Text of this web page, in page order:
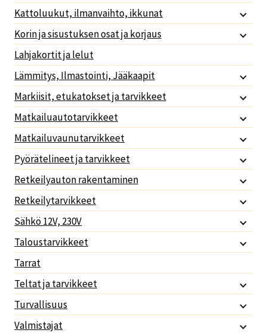
Kattoluukut, ilmanvaihto, ikkunat
Korin ja sisustuksen osat ja korjaus
Lahjakortit ja lelut
Lämmitys, Ilmastointi, Jääkaapit
Markiisit, etukatokset ja tarvikkeet
Matkailuautotarvikkeet
Matkailuvaunutarvikkeet
Pyörätelineet ja tarvikkeet
Retkeilyauton rakentaminen
Retkeilytarvikkeet
Sähkö 12V, 230V
Taloustarvikkeet
Tarrat
Teltat ja tarvikkeet
Turvallisuus
Valmistajat